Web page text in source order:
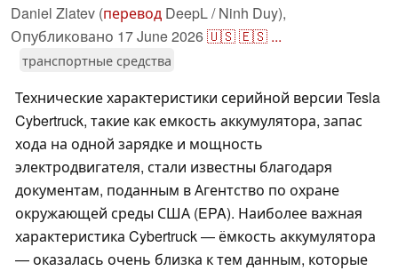
Daniel Zlatev (перевод DeepL / Ninh Duy),
Опубликовано 17 June 2026🇺🇸🇪🇸 ...
транспортные средства
Технические характеристики серийной версии Tesla
Cybertruck, такие как емкость аккумулятора, запас
хода на одной зарядке и мощность
электродвигателя, стали известны благодаря
документам, поданным в Агентство по охране
окружающей среды США (EPA). Наиболее важная
характеристика Cybertruck — ёмкость аккумулятора
— оказалась очень близка к тем данным, которые